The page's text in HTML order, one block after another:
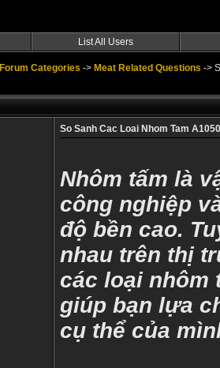
List All Users
Forum Categories -> Meat Related Questions ->
So Sanh Cac Loai Nhom Tam
Nhôm tấm là
công nghiệp
độ bền cao.
nhau trên thị
các loại nhôm
giúp bạn lựa
cụ thể của